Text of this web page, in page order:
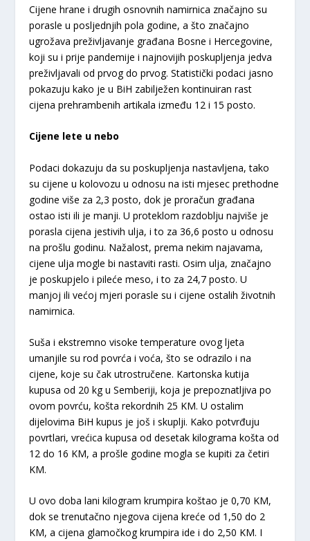
Cijene hrane i drugih osnovnih namirnica značajno su
porasle u posljednjih pola godine, a što značajno
ugrožava preživljavanje građana Bosne i Hercegovine,
koji su i prije pandemije i najnovijih poskupljenja jedva
preživljavali od prvog do prvog. Statistički podaci jasno
pokazuju kako je u BiH zabilježen kontinuiran rast
cijena prehrambenih artikala između 12 i 15 posto.
Cijene lete u nebo
Podaci dokazuju da su poskupljenja nastavljena, tako
su cijene u kolovozu u odnosu na isti mjesec prethodne
godine više za 2,3 posto, dok je proračun građana
ostao isti ili je manji. U proteklom razdoblju najviše je
porasla cijena jestivih ulja, i to za 36,6 posto u odnosu
na prošlu godinu. Nažalost, prema nekim najavama,
cijene ulja mogle bi nastaviti rasti. Osim ulja, značajno
je poskupjelo i pileće meso, i to za 24,7 posto. U
manjoj ili većoj mjeri porasle su i cijene ostalih životnih
namirnica.
Suša i ekstremno visoke temperature ovog ljeta
umanjile su rod povrća i voća, što se odrazilo i na
cijene, koje su čak utrostručene. Kartonska kutija
kupusa od 20 kg u Semberiji, koja je prepoznatljiva po
ovom povrću, košta rekordnih 25 KM. U ostalim
dijelovima BiH kupus je još i skuplji. Kako potvrđuju
povrtlari, vrećica kupusa od desetak kilograma košta od
12 do 16 KM, a prošle godine mogla se kupiti za četiri
KM.
U ovo doba lani kilogram krumpira koštao je 0,70 KM,
dok se trenutačno njegova cijena kreće od 1,50 do 2
KM, a cijena glamočkog krumpira ide i do 2,50 KM. I